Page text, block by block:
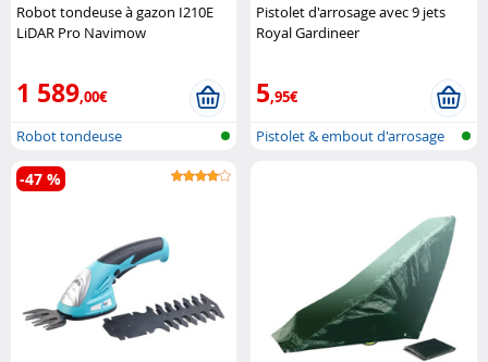
Robot tondeuse à gazon I210E
LiDAR Pro Navimow
1 589,00€
Robot tondeuse
Pistolet d'arrosage avec 9 jets
Royal Gardineer
5,95€
Pistolet & embout d'arrosage
-47 %